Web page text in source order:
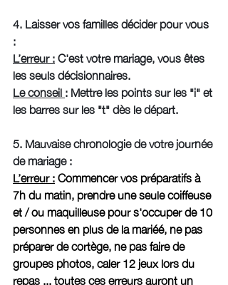
4. Laisser vos familles décider pour vous
:
L’erreur : C'est votre mariage, vous êtes
les seuls décisionnaires.
Le conseil : Mettre les points sur les "i" et
les barres sur les "t" dès le départ.
5. Mauvaise chronologie de votre journée
de mariage :
L’erreur : Commencer vos préparatifs à
7h du matin, prendre une seule coiffeuse
et / ou maquilleuse pour s'occuper de 10
personnes en plus de la mariéé, ne pas
préparer de cortège, ne pas faire de
groupes photos, caler 12 jeux lors du
repas ... toutes ces erreurs auront un